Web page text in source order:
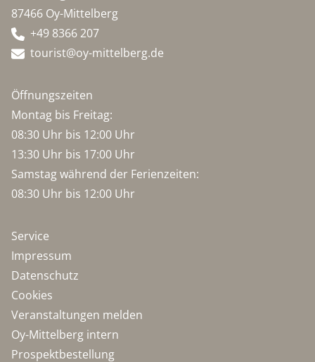
87466 Oy-Mittelberg
+49 8366 207
tourist@oy-mittelberg.de
Öffnungszeiten
Montag bis Freitag:
08:30 Uhr bis 12:00 Uhr
13:30 Uhr bis 17:00 Uhr
Samstag während der Ferienzeiten:
08:30 Uhr bis 12:00 Uhr
Service
Impressum
Datenschutz
Cookies
Veranstaltungen melden
Oy-Mittelberg intern
Prospektbestellung